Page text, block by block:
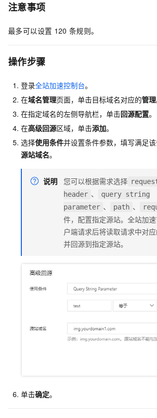
注意事项
最多可以设置 120 条规则。
操作步骤
登录全站加速控制台。
在域名管理页面，单击目标域名对应的管理
在指定域名的左侧导航栏，单击回源配置。
在高级回源区域，单击添加。
选择使用条件并设置条件参数，填写满足
源站域名。
说明 您可以根据需求选择
header 、
query string
parameter 、 path 、
件，配置指定源站。全站加
户端请求后将读取请求中对
并回源到指定源站。
单击确定。